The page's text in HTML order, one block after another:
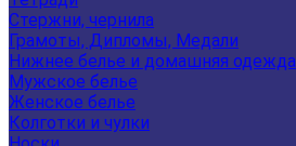
Стержни, чернила
Грамоты, Дипломы, Медали
Нижнее белье и домашняя одежда
Мужское белье
Женское белье
Колготки и чулки